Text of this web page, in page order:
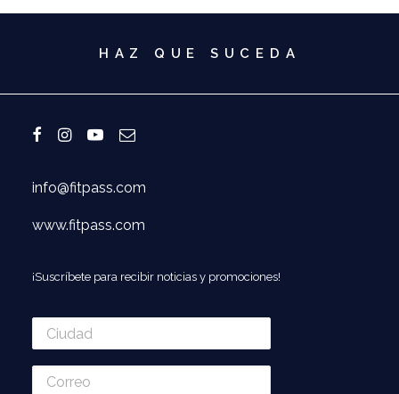
HAZ QUE SUCEDA
info@fitpass.com
www.fitpass.com
¡Suscríbete para recibir noticias y promociones!